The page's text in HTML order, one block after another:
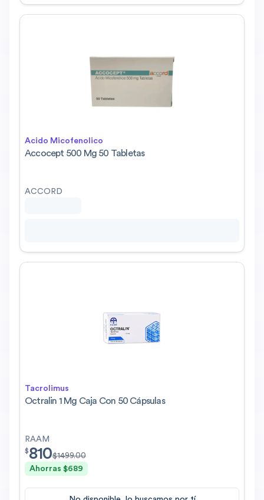
Acido Micofenolico
Accocept 500 Mg 50 Tabletas
ACCORD
Tacrolimus
Octralin 1 Mg Caja Con 50 Cápsulas
RAAM
$810.00
$810$1499.00
Ahorras $689